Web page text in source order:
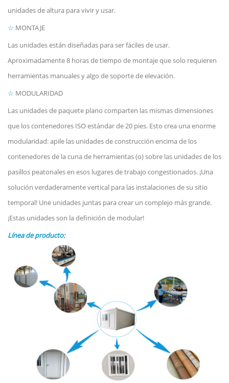
unidades de altura para vivir y usar.
☆ MONTAJE
Las unidades están diseñadas para ser fáciles de usar.
Aproximadamente 8 horas de tiempo de montaje que solo requieren
herramientas manuales y algo de soporte de elevación.
☆ MODULARIDAD
Las unidades de paquete plano comparten las mismas dimensiones
que los contenedores ISO estándar de 20 pies. Esto crea una enorme
modularidad: apile las unidades de construcción encima de los
contenedores de la cuna de herramientas (o) sobre las unidades de los
pasillos peatonales en esos lugares de trabajo congestionados. ¡Una
solución verdaderamente vertical para las instalaciones de su sitio
temporal! Une unidades juntas para crear un complejo más grande.
¡Estas unidades son la definición de modular!
Línea de producto: